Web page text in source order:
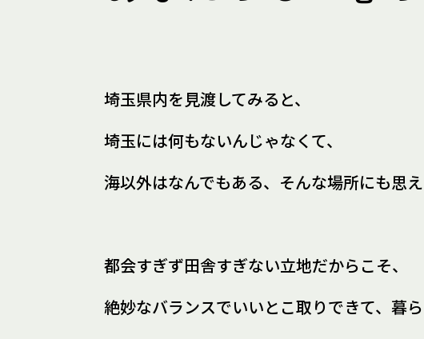
埼玉県内を見渡してみると、
埼玉には何もないんじゃなくて、
海以外はなんでもある、 そんな場所にも思え
都会すぎず田舎すぎない立地だからこそ、
絶妙なバランスでいいとこ取りできて、 暮